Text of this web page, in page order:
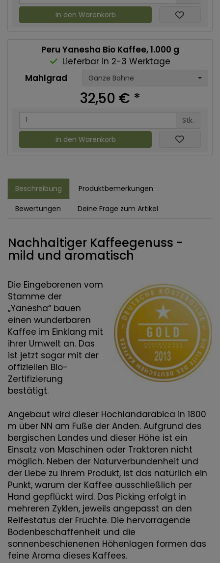
in den Warenkorb
Peru Yanesha Bio Kaffee, 1.000 g
Lieferbar in 2-3 Werktage
Mahlgrad
Ganze Bohne
32,50 € *
Stk.
in den Warenkorb
Beschreibung Produktbemerkungen
Bewertungen Deine Frage zum Artikel
Nachhaltiger Kaffeegenuss -
mild und aromatisch
Die Eingeborenen vom
Stamme der
„Yanesha“ bauen
einen wunderbaren
Kaffee im Einklang mit
ihrer Umwelt an. Das
ist jetzt sogar mit der
offiziellen Bio-
Zertifizierung
bestätigt.
Angebaut wird dieser Hochlandarabica in 1800
m über NN am Fuße der Anden. Aufgrund des
bergischen Landes und dieser Höhe ist ein
Einsatz von Maschinen oder Traktoren nicht
möglich. Neben der Naturverbundenheit und
der Liebe zu ihrem Produkt, ist das natürlich ein
Punkt, warum der Kaffee ausschließlich per
Hand gepflückt wird. Das Picking erfolgt in
mehreren Zyklen, jeweils angepasst an den
Reifestatus der Früchte. Die hervorragende
Bodenbeschaffenheit und die
sonnenbeschienenen Höhenlagen formen das
feine Aroma dieses Kaffees.